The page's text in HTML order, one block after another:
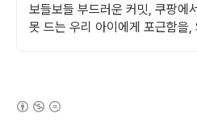
보들보들 부드러운 커밋, 쿠팡에
못 드는 우리 아이에게 포근함을,